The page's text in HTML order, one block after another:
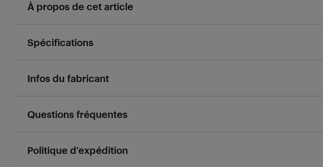
À propos de cet article
Spécifications
Infos du fabricant
Questions fréquentes
Politique d’expédition